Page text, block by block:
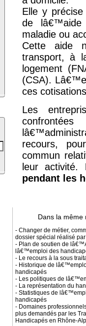
Elle y
de lâ€™aide
maladie ou
Cette aide
transport, à
logement
(CSA).
ces
Les
recours,
commun
leur activité.
pendant les
Dans la même
- Changer de métier,
dossier spécial réalisé
- Plan de soutien de
lâ€™emploi des
- Le recours à la sous
- Historique de
handicapés
- Les politiques de
- La représentation du
- Statistiques de
handicapés
- Domaines
plus demandés par les
Handicapés en Rhône-